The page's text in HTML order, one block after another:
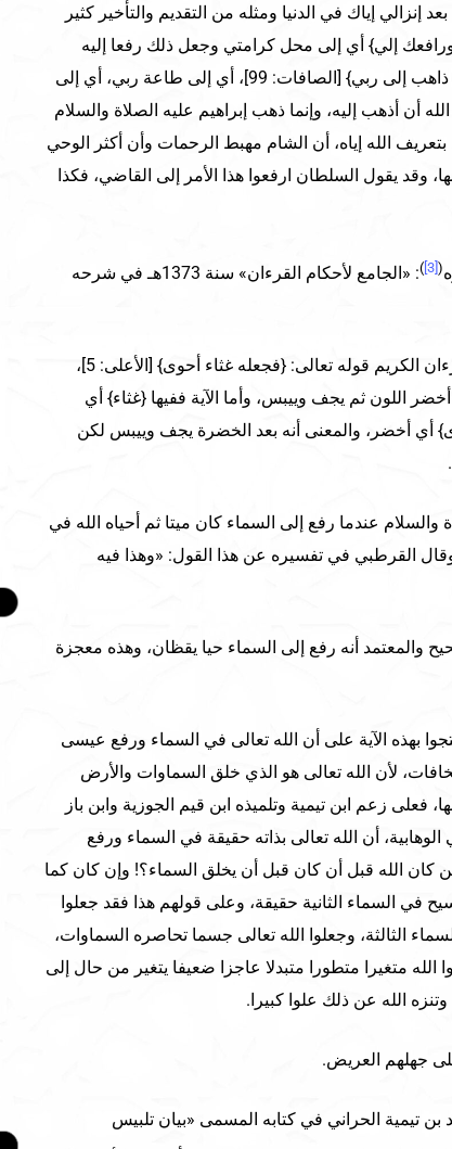
إياك في الدنيا ومثله من التقديم والتأخير كثير
إلي} أي إلى محل كرامتي وجعل ذلك رفعا إليه
للتفخيم والتعظيم، ومثله قوله {إني ذاهب إلى ربي} [الصافات: 99]، أي إلى طاعة ربي، أي إلى
أن أذهب إليه، وإنما ذهب إبراهيم عليه الصلاة والسلام
الله إياه، أن الشام مهبط الرحمات وأن أكثر الوحي
بها، وقد يقول السلطان ارفعوا هذا الأمر إلى القاضي، فكذا
(
[3]
)
: «الجامع لأحكام القرءان» سنة 1373هـ في شرحه
ومن أمثلة التقديم والتأخير في القرءان الكريم قوله تعالى: {فجعله غثاء أحوى} [الأعلى: 5]،
اللون ثم يجف وييبس، وأما الآية ففيها {غثاء} أي
أي أخضر، والمعنى أنه بعد الخضرة يجف وييبس لكن
عندما رفع إلى السماء كان ميتا ثم أحياه الله في
القرطبي في تفسيره عن هذا القول: «وهذا فيه
والمعتمد أنه رفع إلى السماء حيا يقظان، وهذه معجزة
بهذه الآية على أن الله تعالى في السماء ورفع عيسى
لأن الله تعالى هو الذي خلق السماوات والأرض
فعلى زعم ابن تيمية وتلميذه ابن قيم الجوزية وابن باز
أن الله تعالى بذاته حقيقة في السماء ورفع
كان الله قبل أن كان قبل أن يخلق السماء؟! وإن كان كما
في السماء الثانية حقيقة، وعلى قولهم هذا فقد جعلوا
الثالثة، وجعلوا الله تعالى جسما تحاصره السماوات،
الله متغيرا متطورا متبدلا عاجزا ضعيفا يتغير من حال إلى
الله عن ذلك علوا كبيرا.
جهلهم العريض.
تيمية الحراني في كتابه المسمى «بيان تلبيس